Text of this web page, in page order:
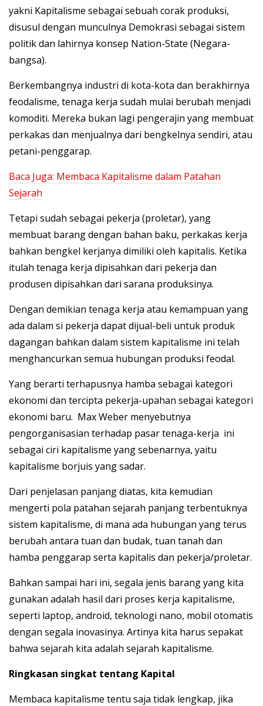
yakni Kapitalisme sebagai sebuah corak produksi,
disusul dengan munculnya Demokrasi sebagai sistem
politik dan lahirnya konsep Nation-State (Negara-
bangsa).
Berkembangnya industri di kota-kota dan berakhirnya
feodalisme, tenaga kerja sudah mulai berubah menjadi
komoditi. Mereka bukan lagi pengerajin yang membuat
perkakas dan menjualnya dari bengkelnya sendiri, atau
petani-penggarap.
Baca Juga: Membaca Kapitalisme dalam Patahan
Sejarah
Tetapi sudah sebagai pekerja (proletar), yang
membuat barang dengan bahan baku, perkakas kerja
bahkan bengkel kerjanya dimiliki oleh kapitalis. Ketika
itulah tenaga kerja dipisahkan dari pekerja dan
produsen dipisahkan dari sarana produksinya.
Dengan demikian tenaga kerja atau kemampuan yang
ada dalam si pekerja dapat dijual-beli untuk produk
dagangan bahkan dalam sistem kapitalisme ini telah
menghancurkan semua hubungan produksi feodal.
Yang berarti terhapusnya hamba sebagai kategori
ekonomi dan tercipta pekerja-upahan sebagai kategori
ekonomi baru. Max Weber menyebutnya
pengorganisasian terhadap pasar tenaga-kerja ini
sebagai ciri kapitalisme yang sebenarnya, yaitu
kapitalisme borjuis yang sadar.
Dari penjelasan panjang diatas, kita kemudian
mengerti pola patahan sejarah panjang terbentuknya
sistem kapitalisme, di mana ada hubungan yang terus
berubah antara tuan dan budak, tuan tanah dan
hamba penggarap serta kapitalis dan pekerja/proletar.
Bahkan sampai hari ini, segala jenis barang yang kita
gunakan adalah hasil dari proses kerja kapitalisme,
seperti laptop, android, teknologi nano, mobil otomatis
dengan segala inovasinya. Artinya kita harus sepakat
bahwa sejarah kita adalah sejarah kapitalisme.
Ringkasan singkat tentang Kapital
Membaca kapitalisme tentu saja tidak lengkap, jika